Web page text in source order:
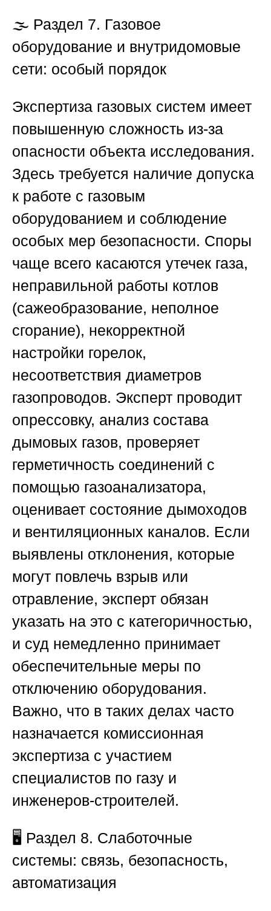
🌫️ Раздел 7. Газовое
оборудование и внутридомовые
сети: особый порядок
Экспертиза газовых систем имеет
повышенную сложность из-за
опасности объекта исследования.
Здесь требуется наличие допуска
к работе с газовым
оборудованием и соблюдение
особых мер безопасности. Споры
чаще всего касаются утечек газа,
неправильной работы котлов
(сажеобразование, неполное
сгорание), некорректной
настройки горелок,
несоответствия диаметров
газопроводов. Эксперт проводит
опрессовку, анализ состава
дымовых газов, проверяет
герметичность соединений с
помощью газоанализатора,
оценивает состояние дымоходов
и вентиляционных каналов. Если
выявлены отклонения, которые
могут повлечь взрыв или
отравление, эксперт обязан
указать на это с категоричностью,
и суд немедленно принимает
обеспечительные меры по
отключению оборудования.
Важно, что в таких делах часто
назначается комиссионная
экспертиза с участием
специалистов по газу и
инженеров-строителей.
🖥️ Раздел 8. Слаботочные
системы: связь, безопасность,
автоматизация